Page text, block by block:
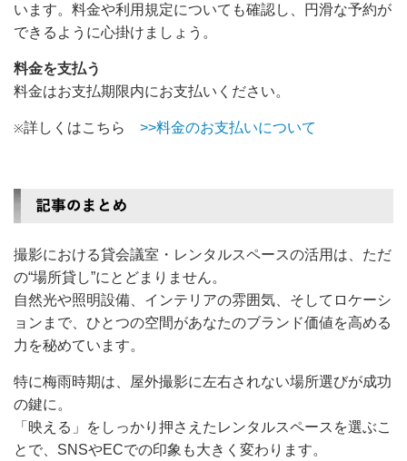
います。料金や利用規定についても確認し、円滑な予約が
できるように心掛けましょう。
料金を支払う
料金はお支払期限内にお支払いください。
※詳しくはこちら >>料金のお支払いについて
撮影における貸会議室・レンタルスペースの活用は、ただ
の“場所貸し”にとどまりません。
自然光や照明設備、インテリアの雰囲気、そしてロケーシ
ョンまで、ひとつの空間があなたのブランド価値を高める
力を秘めています。
特に梅雨時期は、屋外撮影に左右されない場所選びが成功
の鍵に。
「映える」をしっかり押さえたレンタルスペースを選ぶこ
とで、SNSやECでの印象も大きく変わります。